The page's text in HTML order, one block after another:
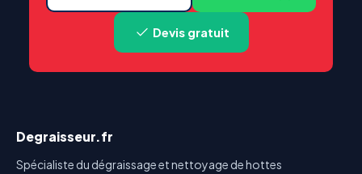
Devis gratuit
Degraisseur.fr
Spécialiste du dégraissage et nettoyage de hottes